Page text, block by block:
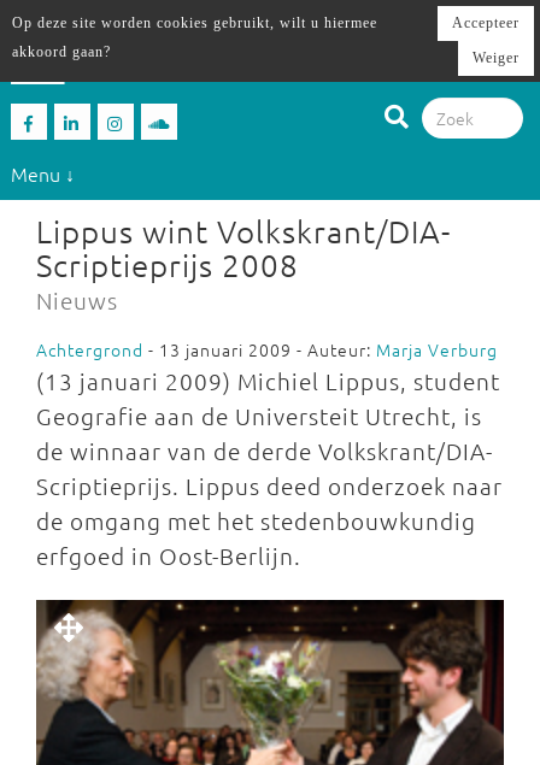
Menu ↓
Lippus wint Volkskrant/DIA-
Scriptieprijs 2008
Nieuws
Achtergrond - 13 januari 2009 - Auteur: Marja Verburg
(13 januari 2009) Michiel Lippus, student
Geografie aan de Universteit Utrecht, is
de winnaar van de derde Volkskrant/DIA-
Scriptieprijs. Lippus deed onderzoek naar
de omgang met het stedenbouwkundig
erfgoed in Oost-Berlijn.
Op deze site worden cookies gebruikt, wilt u hiermee
akkoord gaan?
Accepteer
Weiger